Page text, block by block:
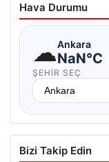
Hava Durumu
☁Ankara
NaN°C
ŞEHIR SEÇ
Bizi Takip Edin